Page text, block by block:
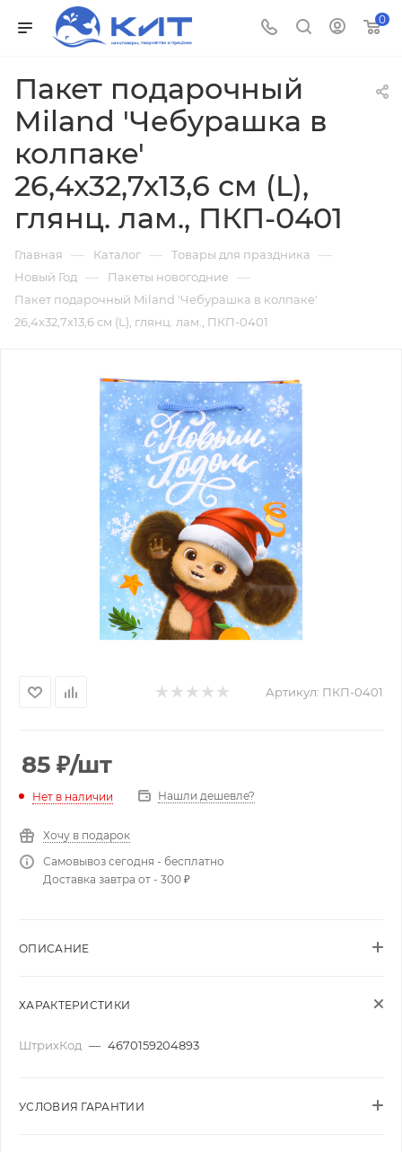
0
Пакет подарочный
Miland 'Чебурашка в
колпаке'
26,4х32,7х13,6 см (L),
глянц. лам., ПКП-0401
Главная — Каталог — Товары для праздника —
Новый Год — Пакеты новогодние —
Пакет подарочный Miland 'Чебурашка в колпаке'
26,4х32,7х13,6 см (L), глянц. лам., ПКП-0401
Артикул: ПКП-0401
85 ₽/шт
Нет в наличии Нашли дешевле?
Хочу в подарок
Самовывоз сегодня - бесплатно
Доставка завтра от - 300 ₽
ОПИСАНИЕ
ХАРАКТЕРИСТИКИ
ШтрихКод — 4670159204893
УСЛОВИЯ ГАРАНТИИ